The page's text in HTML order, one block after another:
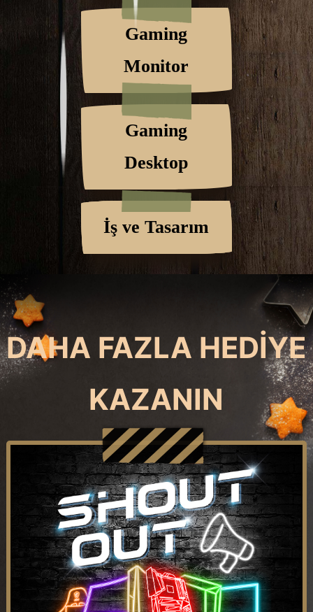
Gaming
Monitor
Gaming
Desktop
İş ve Tasarım
DAHA FAZLA HEDİYE
KAZANIN